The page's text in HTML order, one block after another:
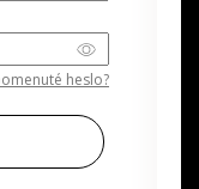
heslo?